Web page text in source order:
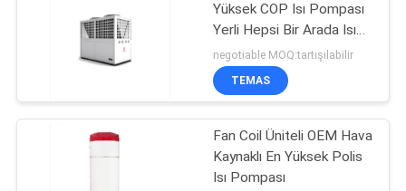
FABRIKA
KALITE
KONTROL
Yüksek COP Isı Pompası
Yerli Hepsi Bir Arada Isı
Pompası IPX4
negotiable MOQ:tartışılabilir
TEMAS
Fan Coil Üniteli OEM Hava
Kaynaklı En Yüksek Polis
Isı Pompası